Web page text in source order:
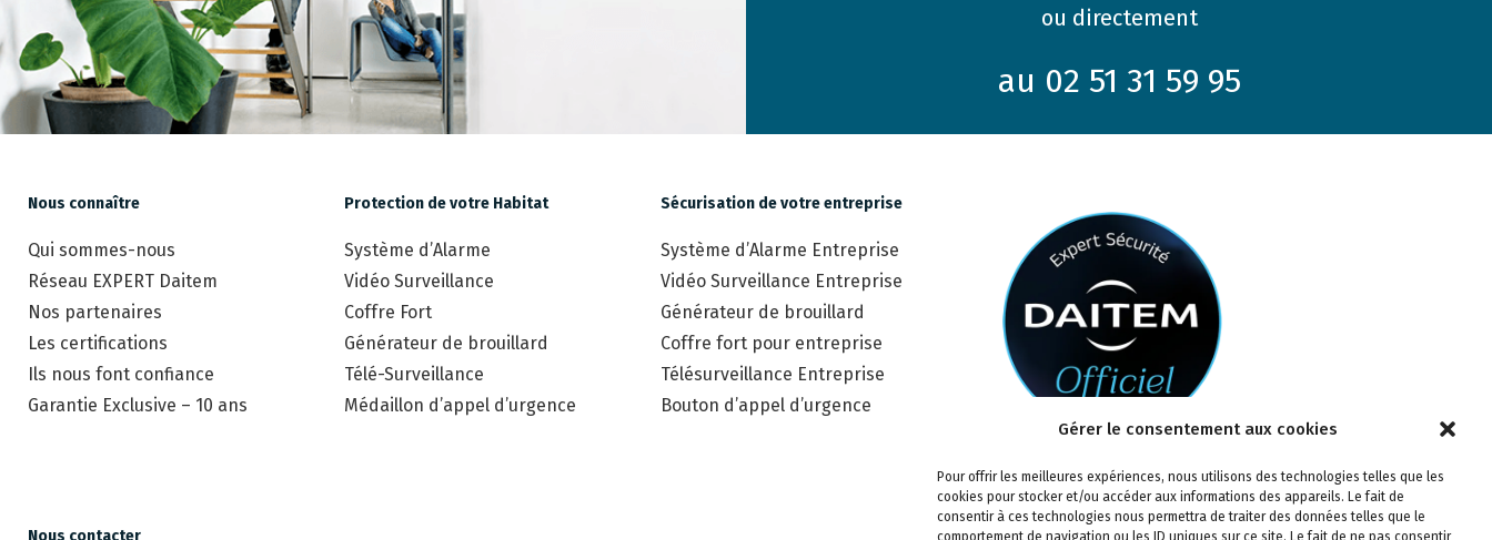
Gérer le consentement aux cookies
Pour offrir les meilleures expériences, nous utilisons des technologies telles que les
cookies pour stocker et/ou accéder aux informations des appareils. Le fait de
consentir à ces technologies nous permettra de traiter des données telles que le
comportement de navigation ou les ID uniques sur ce site. Le fait de ne pas consentir
ou directement
au 02 51 31 59 95
Nous connaître
Qui sommes-nous
Réseau EXPERT Daitem
Nos partenaires
Les certifications
Ils nous font confiance
Garantie Exclusive – 10 ans
Protection de votre Habitat
Système d’Alarme
Vidéo Surveillance
Coffre Fort
Générateur de brouillard
Télé-Surveillance
Médaillon d’appel d’urgence
Sécurisation de votre entreprise
Système d’Alarme Entreprise
Vidéo Surveillance Entreprise
Générateur de brouillard
Coffre fort pour entreprise
Télésurveillance Entreprise
Bouton d’appel d’urgence
Nous contacter